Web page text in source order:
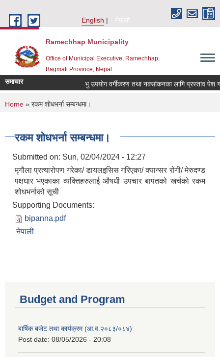
English
नेपाली
Ramechhap Municipality
Office of Municipal Executive, Ramechhap,
Bagmati Province, Nepal
समाचार भु उपयोग वर्गीकरण तथा नक्सांकनका लागि प्रस्ताव पेश गर्ने
You are here
Home » रकम शोधभर्ना सम्बन्धमा।
रकम शोधभर्ना सम्बन्धमा।
Submitted on: Sun, 02/04/2024 - 12:27
मृगौला प्रत्यारोपण गरेका/ डायलइसिस गरिएका/ क्यान्सर रोगी/ मेरुदण्ड
पक्षघार भएकाका व्यक्तिहरुलाई औषधी उपचार बापतको खर्चको रकम
शोधभर्नाको सूची
Supporting Documents:
bipanna.pdf
नेपाली
Budget and Program
बार्षिक बजेट तथा कार्यक्रम (आ.व.२०८३/०८४)
Post date: 08/05/2026 - 20:08